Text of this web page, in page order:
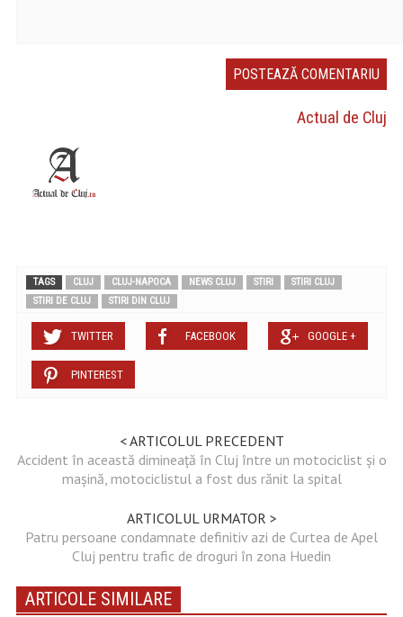
Actual de Cluj
TAGS CLUJ CLUJ-NAPOCA NEWS CLUJ STIRI
STIRI CLUJ
STIRI DE CLUJ
STIRI DIN CLUJ
TWITTER FACEBOOK GOOGLE +
PINTEREST
< ARTICOLUL PRECEDENT
Accident în această dimineață în Cluj între un motociclist și o
mașină, motociclistul a fost dus rănit la spital
ARTICOLUL URMATOR >
Patru persoane condamnate definitiv azi de Curtea de Apel
Cluj pentru trafic de droguri în zona Huedin
ARTICOLE SIMILARE